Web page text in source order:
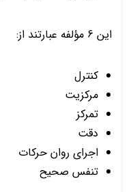
این 6 مؤلفه عبارتند از:
کنترل
مرکزیت
تمرکز
دقت
اجرای روان حرکات
تنفس صحیح